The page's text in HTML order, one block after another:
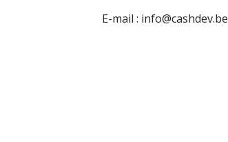
E-mail : info@cashdev.be